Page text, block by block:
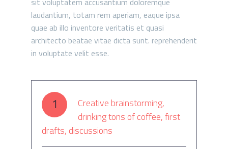
laudantium, totam rem aperiam, eaque ipsa
quae ab illo inventore veritatis et quasi
architecto beatae vitae dicta sunt. reprehenderit
in voluptate velit esse.
1
Creative brainstorming,
drinking tons of coffee, first
drafts, discussions